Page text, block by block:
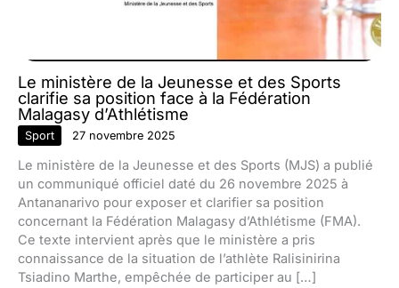
Le ministère de la Jeunesse et des Sports
clarifie sa position face à la Fédération
Malagasy d’Athlétisme
Sport 27 novembre 2025
Le ministère de la Jeunesse et des Sports (MJS) a publié
un communiqué officiel daté du 26 novembre 2025 à
Antananarivo pour exposer et clarifier sa position
concernant la Fédération Malagasy d’Athlétisme (FMA).
Ce texte intervient après que le ministère a pris
connaissance de la situation de l’athlète Ralisinirina
Tsiadino Marthe, empêchée de participer au […]